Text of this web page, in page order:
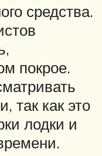
средства.
покрое.
так как это
лодки и